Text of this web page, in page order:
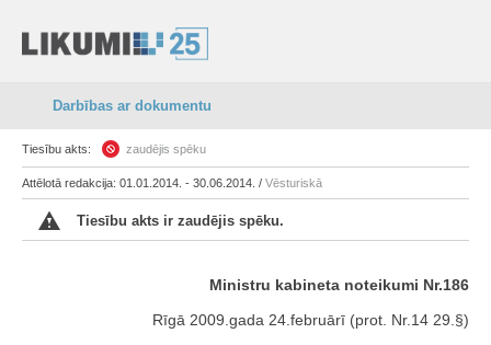
Darbības ar dokumentu
Tiesību akts: zaudējis spēku
Attēlotā redakcija: 01.01.2014. - 30.06.2014. / Vēsturiskā
Tiesību akts ir zaudējis spēku.
Ministru kabineta noteikumi Nr.186
Rīgā 2009.gada 24.februārī (prot. Nr.14 29.§)